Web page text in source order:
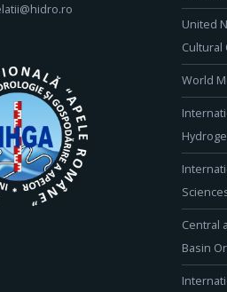
United
Cultural
World
Central
Basin